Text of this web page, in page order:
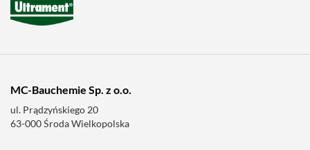
MC-Bauchemie Sp. z o.o.
ul. Prądzyńskiego 20
63-000 Środa Wielkopolska